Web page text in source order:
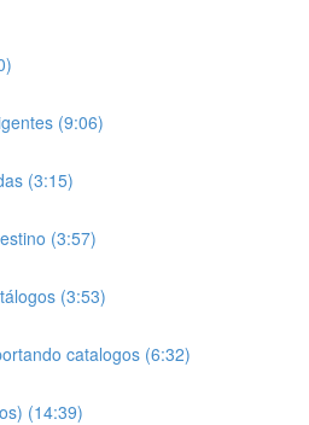
(9:06)
(3:15)
(3:57)
(3:53)
catalogos (6:32)
(14:39)